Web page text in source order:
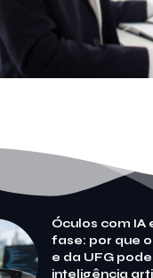
Óculos com IA
fase: por que
e da UFG
inteligência